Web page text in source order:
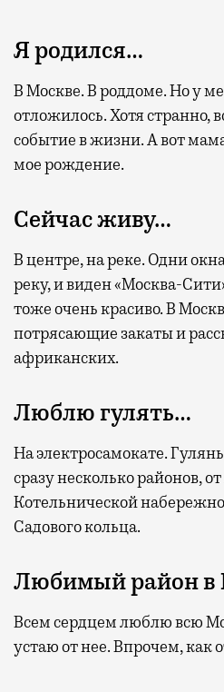
Я родился…
В Москве. В роддоме. Но у
отложилось. Хотя странно,
событие в жизни. А вот
мое рождение.
Сейчас живу…
В центре, на реке. Одни
реку, и виден «Москва-
тоже очень красиво. В
потрясающие закаты и
африканских.
Люблю гулять…
На электросамокате.
сразу несколько районов,
Котельнической
Садового кольца.
Любимый район в
Всем сердцем люблю всю
устаю от нее. Впрочем, как